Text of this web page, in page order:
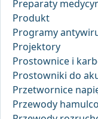
Preparaty
Produkt
Programy
Projektory
Prostownice i
Prostowniki do
Przetwornice
Przewody